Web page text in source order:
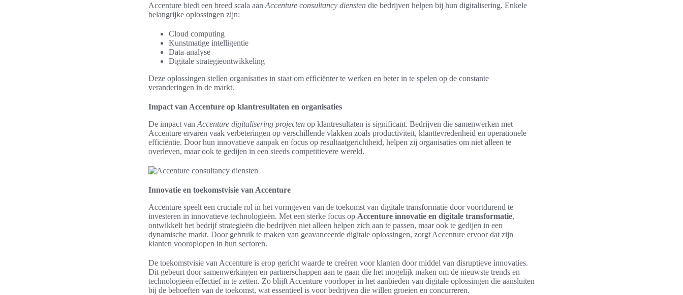
Accenture biedt een breed scala aan Accenture consultancy diensten die bedrijven helpen bij hun digitalisering. Enkele
belangrijke oplossingen zijn:
Cloud computing
Kunstmatige intelligentie
Data-analyse
Digitale strategieontwikkeling
Deze oplossingen stellen organisaties in staat om efficiënter te werken en beter in te spelen op de constante
veranderingen in de markt.
Impact van Accenture op klantresultaten en organisaties
De impact van Accenture digitalisering projecten op klantresultaten is significant. Bedrijven die samenwerken met
Accenture ervaren vaak verbeteringen op verschillende vlakken zoals productiviteit, klanttevredenheid en operationele
efficiëntie. Door hun innovatieve aanpak en focus op resultaatgerichtheid, helpen zij organisaties om niet alleen te
overleven, maar ook te gedijen in een steeds competitievere wereld.
Innovatie en toekomstvisie van Accenture
Accenture speelt een cruciale rol in het vormgeven van de toekomst van digitale transformatie door voortdurend te
investeren in innovatieve technologieën. Met een sterke focus op Accenture innovatie en digitale transformatie,
ontwikkelt het bedrijf strategieën die bedrijven niet alleen helpen zich aan te passen, maar ook te gedijen in een
dynamische markt. Door gebruik te maken van geavanceerde digitale oplossingen, zorgt Accenture ervoor dat zijn
klanten vooroplopen in hun sectoren.
De toekomstvisie van Accenture is erop gericht waarde te creëren voor klanten door middel van disruptieve innovaties.
Dit gebeurt door samenwerkingen en partnerschappen aan te gaan die het mogelijk maken om de nieuwste trends en
technologieën effectief in te zetten. Zo blijft Accenture voorloper in het aanbieden van digitale oplossingen die aansluiten
bij de behoeften van de toekomst, wat essentieel is voor bedrijven die willen groeien en concurreren.